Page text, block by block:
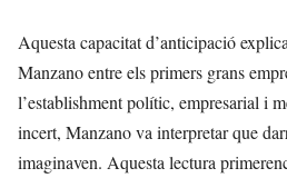
Aquesta capacitat d’anticipació
Manzano entre els primers grans
l’establishment polític, empresarial i
incert, Manzano va interpretar que
imaginaven. Aquesta lectura